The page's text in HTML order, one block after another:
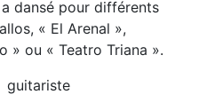
dansé pour différents
« El Arenal »,
» ou « Teatro Triana ».
guitariste